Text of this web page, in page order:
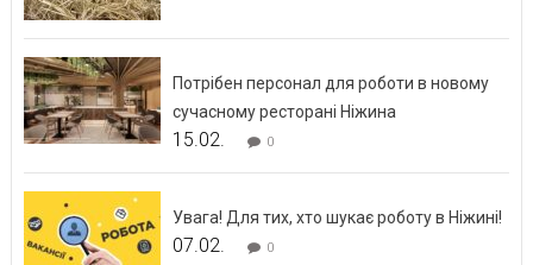
Потрібен персонал для роботи в новому
сучасному ресторані Ніжина
15.02. 0
Увага! Для тих, хто шукає роботу в Ніжині!
07.02. 0